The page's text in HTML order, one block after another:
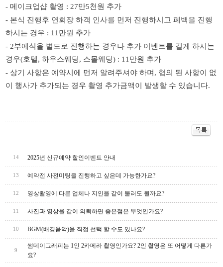
- 메이크업샵 촬영 : 27만5천 원 추가
- 본식 진행후 연회장 하객 인사를 먼저 진행하시고 폐백을 진행
하시는 경우 : 11 만원 추가
- 2부예식을 별도로 진행하는 경우나 추가 이벤트를 길게 하시는
경우(호텔, 하우스웨딩, 스몰웨딩) : 11 만원 추가
- 상기 사항은 예약시에 먼저 알려주셔야 하며 , 협의 된 사항이
없
이
행사가 추가되는 경우 촬영 추가금액이 발생할 수 있습니다.
14 2025년 신규예약 할인이벤트 안내
13 예약전 사전미팅을 진행하고 싶은데 가능한가요?
12 영상촬영에 다른 업체나 지인을 같이 불러도 될까요?
11 사진과 영상을 같이 의뢰하면 좋은점은 무엇인가요?
10 BGM(배경음악)을 직접 선택 할 수도 있나요?
9
썸데이그래피는 1인 2카메라 촬영인가요? 2인 촬영은 또 어떻게 다른가
요?